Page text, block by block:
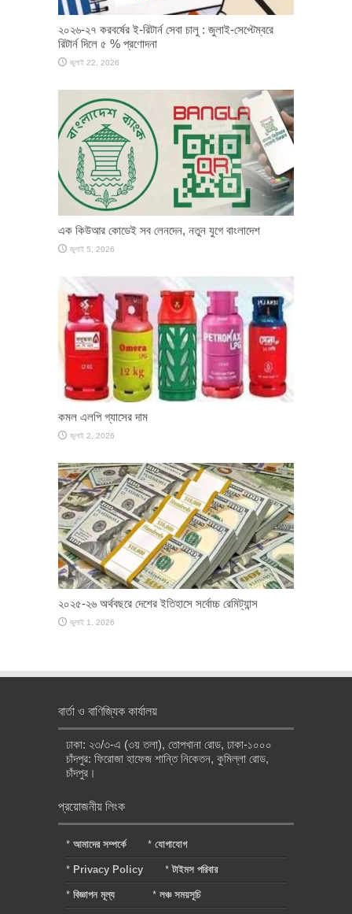
২০২৬-২৭ করবর্ষের ই-রিটার্ন সেবা চালু : জুলাই-সেপ্টেম্বরে
রিটার্ন দিলে ৫ % প্রণোদনা
জুলাই 22, 2026
এক কিউআর কোডেই সব লেনদেন, নতুন যুগে বাংলাদেশ
জুলাই 5, 2026
কমল এলপি গ্যাসের দাম
জুলাই 2, 2026
২০২৫-২৬ অর্থবছরে দেশের ইতিহাসে সর্বোচ্চ রেমিট্যান্স
জুলাই 1, 2026
বার্তা ও বাণিজ্যিক কার্যালয়
ঢাকা: ২৩/৩-এ (৩য় তলা), তোপখানা রোড, ঢাকা-১০০০
চাঁদপুর: ফিরোজা হাফেজ শান্তি নিকেতন, কুমিল্লা রোড,
চাঁদপুর।
প্রয়োজনীয় লিংক
* আমাদের সম্পর্কে * যোগাযোগ
* Privacy Policy *টাইমস পরিবার
* বিজ্ঞাপন মূল্য * লঞ্চ সময়সূচি